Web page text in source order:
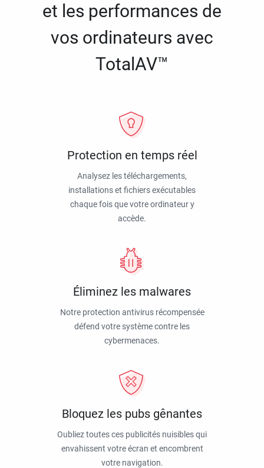
et les performances de
vos ordinateurs avec
TotalAV™
Protection en temps réel
Analysez les téléchargements,
installations et fichiers exécutables
chaque fois que votre ordinateur y
accède.
Éliminez les malwares
Notre protection antivirus récompensée
défend votre système contre les
cybermenaces.
Bloquez les pubs gênantes
Oubliez toutes ces publicités nuisibles qui
envahissent votre écran et encombrent
votre navigation.